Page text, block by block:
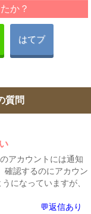
か？
はてブ
質問
アカウントには通知
確認するのにアカウン
になっていますが、
💬返信あり